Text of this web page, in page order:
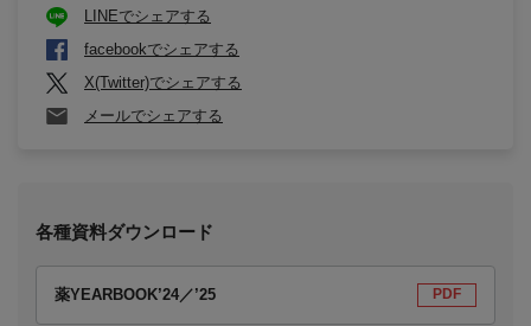
LINEでシェアする
facebookでシェアする
X(Twitter)でシェアする
メールでシェアする
各種資料ダウンロード
薬YEARBOOK’24／’25 PDF